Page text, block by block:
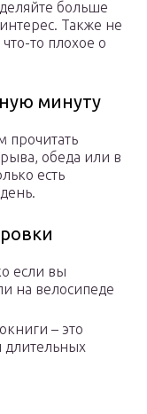
больше
Также не
то плохое о
минуту
прочитать
обеда или в
есть
если вы
на велосипеде
– это
длительных